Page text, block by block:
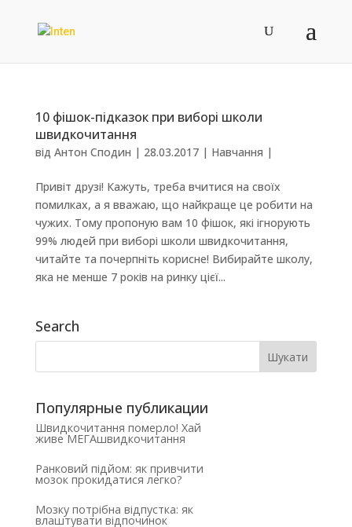
10 фішок-підказок при виборі школи
швидкочитання
від Антон Сподин | 28.03.2017| Навчання |
Привіт друзі! Кажуть, треба вчитися на своїх
помилках, а я вважаю, що найкраще це робити на
чужих. Тому пропоную вам 10 фішок, які ігнорують
99% людей при виборі школи швидкочитання,
читайте та почерпніть корисне! Вибирайте школу,
яка не менше 7 років на ринку цієї...
Search
Популярные публикации
Швидкочитання померло! Хай
живе МЕГАшвидкочитання
Ранковий підйом: як привчити
мозок прокидатися легко?
Мозку потрібна відпустка: як
влаштувати відпочинок